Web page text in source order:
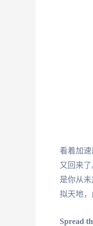
看着加
又回来
是你从
拟天地
Spread